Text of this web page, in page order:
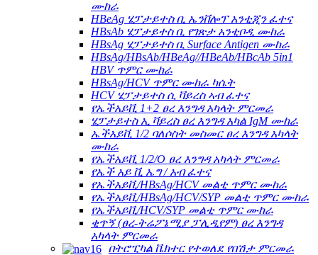
ሙከራ
HBeAg ሄፓታይተስ ቢ ኤንቨሎፕ አንቲጂን ፈተና
HBsAb ሄፓታይተስ ቢ የገጽታ አንቲቦዲ ሙከራ
HBsAg ሄፓታይተስ ቢ Surface Antigen ሙከራ
HBsAg/HBsAb/HBeAg//HBeAb/HBcAb 5in1
HBV ጥምር ሙከራ
HBsAg/HCV ጥምር ሙከራ ካሴት
HCV ሄፓታይተስ ሲ ቫይረስ ኣብ ፈተና
የኤችአይቪ 1+2 ፀረ እንግዳ አካላት ምርመራ
ሄፓታይተስ ኢ ቫይረስ ፀረ እንግዳ አካል IgM ሙከራ
ኤችአይቪ 1/2 ባለሶስት መስመር ፀረ እንግዳ አካላት
ሙከራ
የኤችአይቪ 1/2/O ፀረ እንግዳ አካላት ምርመራ
የኤች አይ ቪ ኤግ / አብ ፈተና
የኤችአይቪ/HBsAg/HCV መልቲ ጥምር ሙከራ
የኤችአይቪ/HBsAg/HCV/SYP መልቲ ጥምር ሙከራ
የኤችአይቪ/HCV/SYP መልቲ ጥምር ሙከራ
ቂጥኝ (ፀረ-ትሬፖኔሚያ ፓሊዲየም) ፀረ እንግዳ
አካላት ምርመራ
በትሮፒካል ቬክተር የተወለደ የበሽታ ምርመራ